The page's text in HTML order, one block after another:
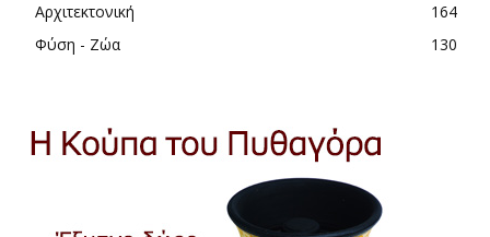
Αρχιτεκτονική
164
Φύση - Ζώα
130